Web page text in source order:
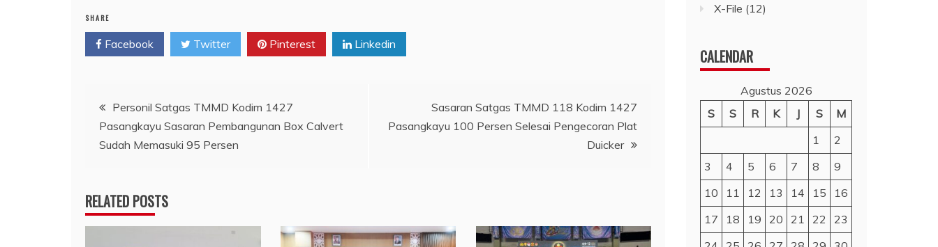
SHARE
Facebook Twitter Pinterest Linkedin
Navigasi
pos
Personil Satgas TMMD Kodim 1427
Pasangkayu Sasaran Pembangunan Box Calvert
Sudah Memasuki 95 Persen
Sasaran Satgas TMMD 118 Kodim 1427
Pasangkayu 100 Persen Selesai Pengecoran Plat
Duicker
RELATED POSTS
X-File (12)
CALENDAR
Agustus 2026
S
S R K J S
M
1
2
3
4 5 6 7 8
9
10
11 12 13 14 15
16
17
18 19 20 21 22
23